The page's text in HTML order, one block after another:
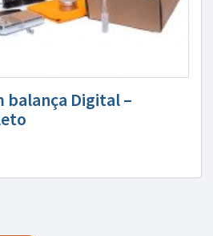
balança Digital –